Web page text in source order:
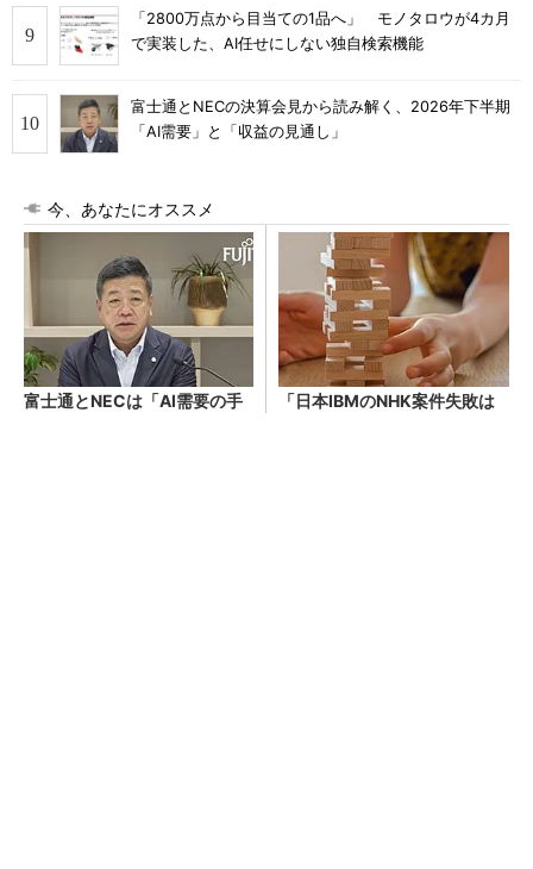
「2800万点から目当ての1品へ」 モノタロウが4カ月
で実装した、AI任せにしない独自検索機能
富士通とNECの決算会見から読み解く、2026年下半期
「AI需要」と「収益の見通し」
今、あなたにオススメ
富士通とNECは「AI需要の手
「日本IBMのNHK案件失敗は